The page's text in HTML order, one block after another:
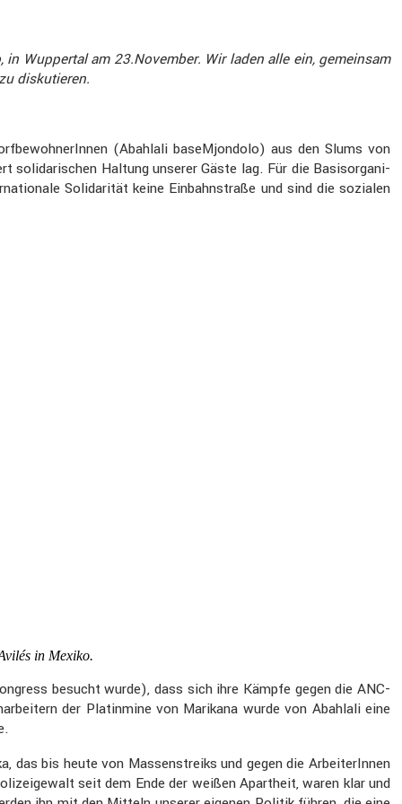
Wuppertal am 23.November. Wir laden alle ein, gemeinsam
disku­tieren.
(Abahlali baseM­jon­dolo) aus den Slums von
solida­ri­schen Haltung unserer Gäste lag. Für die Basis­or­ga­ni­
Solida­rität keine Einbahn­straße und sind die sozialen
in Mexiko.
besucht wurde), dass sich ihre Kämpfe gegen die ANC-
der Platin­mine von Marikana wurde von Abahlali eine
das bis heute von Massen­streiks und gegen die Arbei­te­rInnen
seit dem Ende der weißen Apart­heit, waren klar und